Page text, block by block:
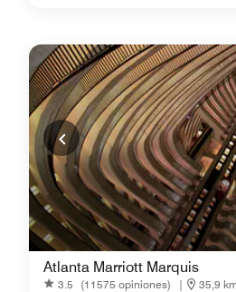
Atlanta Marriott Marquis
3.5 (11575 opiniones) |
35,9